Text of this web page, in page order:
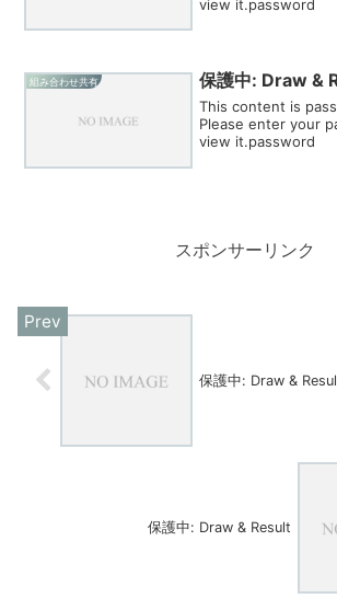
view it.password
組み合わせ共有 保護中: Draw &
This content is
Please enter your
view it.password
スポンサーリンク
保護中: Draw &
保護中: Draw & Result